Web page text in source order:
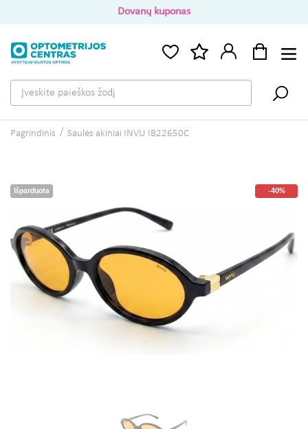
Dovanų kuponas
Pagrindinis Saulės akiniai INVU IB22650C
Išparduota -40%